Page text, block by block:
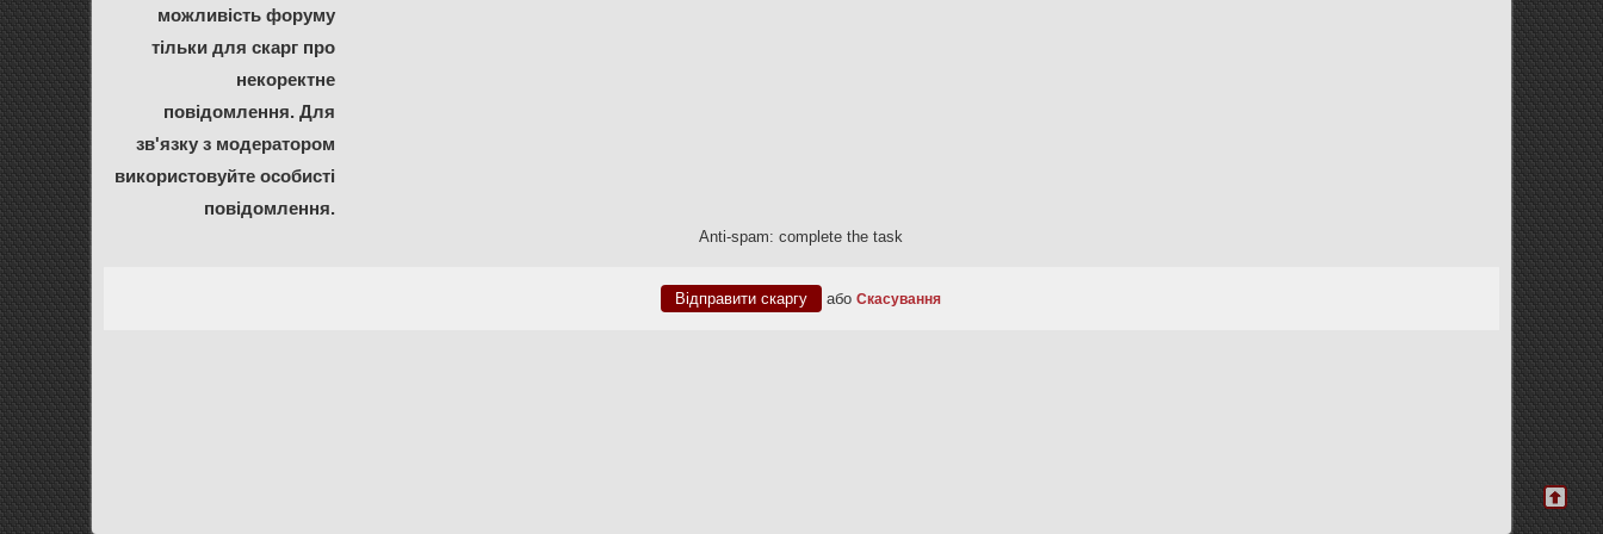
можливість форуму
тільки для скарг про
некоректне
повідомлення. Для
зв'язку з модератором
використовуйте особисті
повідомлення.
Anti-spam: complete the task
абоСкасування